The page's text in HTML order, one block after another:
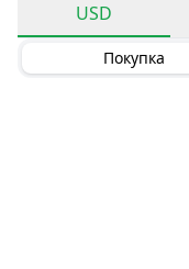
USD
Покупка